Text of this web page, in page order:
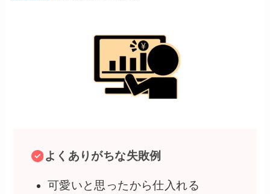
よくありがちな失敗例
可愛いと思ったから仕入れる